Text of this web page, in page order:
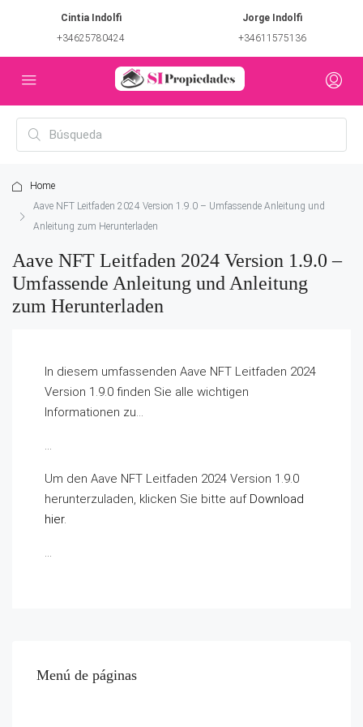
Cintia Indolfi
+34625780424
Jorge Indolfi
+34611575136
Home
Aave NFT Leitfaden 2024 Version 1.9.0 – Umfassende Anleitung und
Anleitung zum Herunterladen
Aave NFT Leitfaden 2024 Version 1.9.0 –
Umfassende Anleitung und Anleitung
zum Herunterladen
In diesem umfassenden Aave NFT Leitfaden 2024
Version 1.9.0 finden Sie alle wichtigen
Informationen zu…
…
Um den Aave NFT Leitfaden 2024 Version 1.9.0
herunterzuladen, klicken Sie bitte auf Download
hier.
…
Menú de páginas